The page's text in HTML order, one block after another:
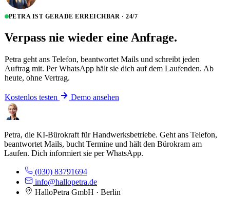
PETRA IST GERADE ERREICHBAR · 24/7
Verpass nie wieder eine Anfrage.
Petra geht ans Telefon, beantwortet Mails und schreibt jeden
Auftrag mit. Per WhatsApp hält sie dich auf dem Laufenden. Ab
heute, ohne Vertrag.
Kostenlos testen Demo ansehen
Petra, die KI-Bürokraft für Handwerksbetriebe. Geht ans Telefon,
beantwortet Mails, bucht Termine und hält den Bürokram am
Laufen. Dich informiert sie per WhatsApp.
(030) 83791694
info@hallopetra.de
HalloPetra GmbH · Berlin